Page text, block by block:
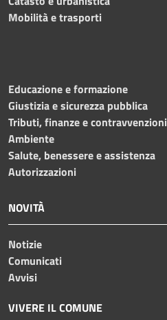
Mobilità e trasporti
Educazione e formazione
Giustizia e sicurezza pubblica
Tributi, finanze e contravvenzioni
Ambiente
Salute, benessere e assistenza
Autorizzazioni
NOVITÀ
Notizie
Comunicati
Avvisi
VIVERE IL COMUNE